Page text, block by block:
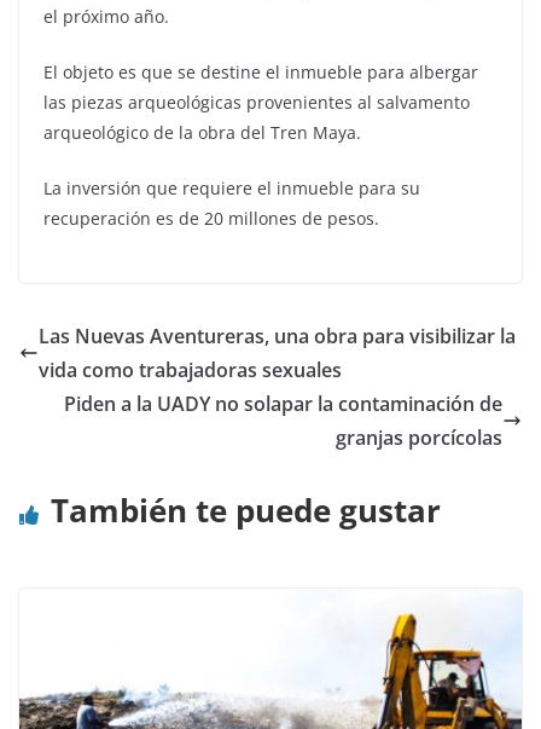
el próximo año.
El objeto es que se destine el inmueble para albergar
las piezas arqueológicas provenientes al salvamento
arqueológico de la obra del Tren Maya.
La inversión que requiere el inmueble para su
recuperación es de 20 millones de pesos.
Las Nuevas Aventureras, una obra para visibilizar la
vida como trabajadoras sexuales
Piden a la UADY no solapar la contaminación de
granjas porcícolas
También te puede gustar